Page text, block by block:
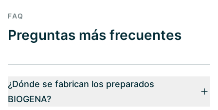
FAQ
Preguntas más frecuentes
¿Dónde se fabrican los preparados
BIOGENA?